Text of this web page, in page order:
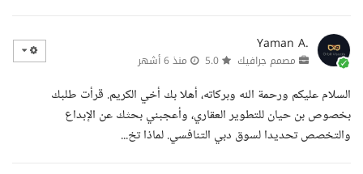
Yaman A.
مصمم جرافيك منذ 6 أشهر
السلام عليكم ورحمة الله وبركاته، أهلا بك أخي الكريم. قرأت طلبك
بخصوص بن حيان للتطوير العقاري، وأعجبني بحثك عن الإبداع
والتخصص تحديدا لسوق دبي التنافسي. لماذا تخ...